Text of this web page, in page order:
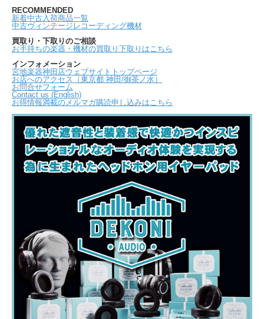
RECOMMENDED
新着中古入荷商品一覧
中古ヴィンテージレコーディング機材
買取り・下取りのご相談
お手持ちの楽器・機材の買取り下取りはこちら
インフォメーション
宮地楽器神田店ウェブサイトトップページ
お店へのアクセス（東京都 神田/御茶ノ水）
お問合せフォーム
Contact us (English)
お得情報満載のメルマガ購読申し込みはこちら